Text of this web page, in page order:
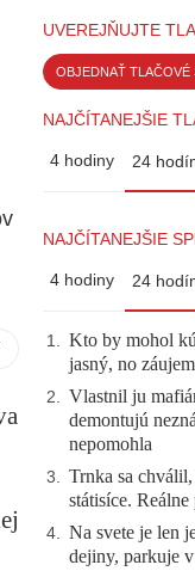
UVEREJŇUJTE
OBJEDNAŤ TLAČOVÉ
NAJČÍTANEJŠIE
4 hodiny 24
NAJČÍTANEJŠIE
4 hodiny 24
1. Kto by mohol
jasný, no
2. Vlastnil ju
demontujú
nepomohla
3. Trnka sa
státisíce.
4. Na svete je len
dejiny, parkuje